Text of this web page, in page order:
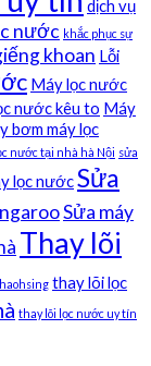
dịch vụ
nước khắc phục sự
khoan Lỗi
Máy lọc nước
nước kêu to Máy
bơm máy lọc
nước tại nhà hà Nội sửa
lọc nướcSửa
Sửa máy
Thay lõi
thay lõi lọc
thay lõi lọc nước uy tín